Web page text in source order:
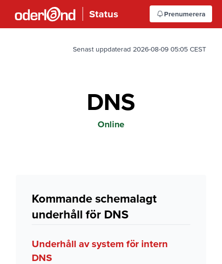
Status Prenumerera
Senast uppdaterad 2026-08-09 05:05 CEST
DNS
Online
Kommande schemalagt
underhåll för DNS
Underhåll av system för intern
DNS